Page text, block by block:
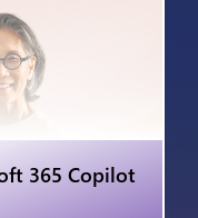
365 Copilot